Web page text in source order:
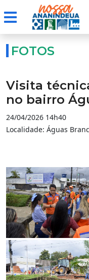
FOTOS
Visita
no bairro
24/04/2026 14h40
Localidade: Águas